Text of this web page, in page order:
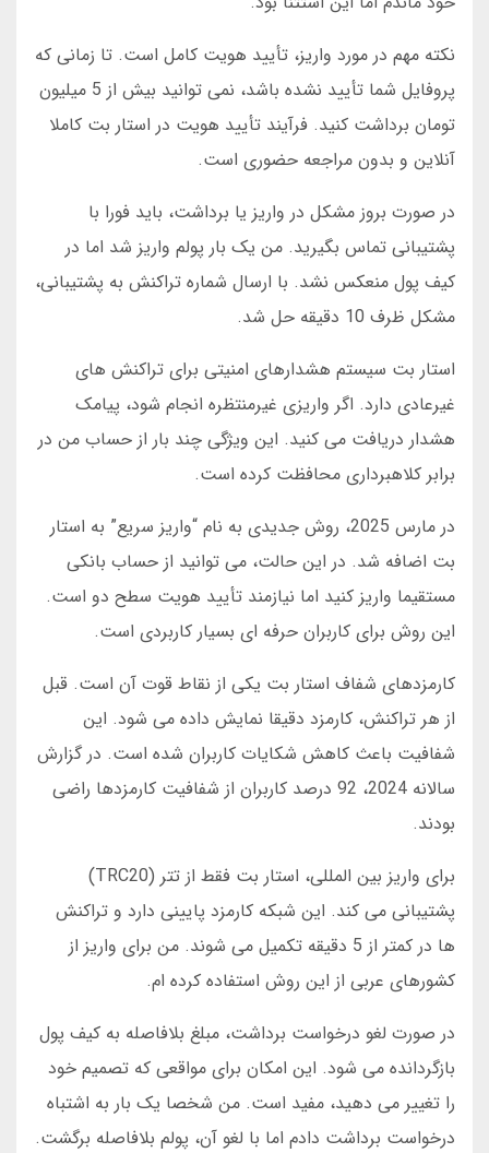
نکته مهم در مورد واریز، تأیید هویت کامل است. تا زمانی که
پروفایل شما تأیید نشده باشد، نمی توانید بیش از 5 میلیون
تومان برداشت کنید. فرآیند تأیید هویت در استار بت کاملا
آنلاین و بدون مراجعه حضوری است.
در صورت بروز مشکل در واریز یا برداشت، باید فورا با
پشتیبانی تماس بگیرید. من یک بار پولم واریز شد اما در
کیف پول منعکس نشد. با ارسال شماره تراکنش به پشتیبانی،
مشکل ظرف 10 دقیقه حل شد.
استار بت سیستم هشدارهای امنیتی برای تراکنش های
غیرعادی دارد. اگر واریزی غیرمنتظره انجام شود، پیامک
هشدار دریافت می کنید. این ویژگی چند بار از حساب من در
برابر کلاهبرداری محافظت کرده است.
در مارس 2025، روش جدیدی به نام “واریز سریع” به استار
بت اضافه شد. در این حالت، می توانید از حساب بانکی
مستقیما واریز کنید اما نیازمند تأیید هویت سطح دو است.
این روش برای کاربران حرفه ای بسیار کاربردی است.
کارمزدهای شفاف استار بت یکی از نقاط قوت آن است. قبل
از هر تراکنش، کارمزد دقیقا نمایش داده می شود. این
شفافیت باعث کاهش شکایات کاربران شده است. در گزارش
سالانه 2024، 92 درصد کاربران از شفافیت کارمزدها راضی
بودند.
برای واریز بین المللی، استار بت فقط از تتر (TRC20)
پشتیبانی می کند. این شبکه کارمزد پایینی دارد و تراکنش
ها در کمتر از 5 دقیقه تکمیل می شوند. من برای واریز از
کشورهای عربی از این روش استفاده کرده ام.
در صورت لغو درخواست برداشت، مبلغ بلافاصله به کیف پول
بازگردانده می شود. این امکان برای مواقعی که تصمیم خود
را تغییر می دهید، مفید است. من شخصا یک بار به اشتباه
درخواست برداشت دادم اما با لغو آن، پولم بلافاصله برگشت.